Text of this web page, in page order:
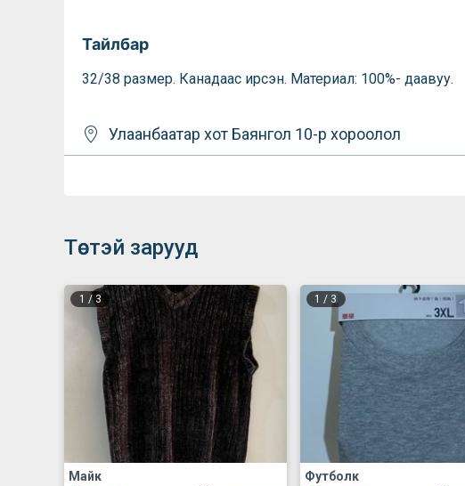
Тайлбар
32/38 размер. Канадаас ирсэн. Материал: 100%- даавуу.
Улаанбаатар хот Баянгол 10-р хороолол
Төстэй зарууд
1 / 3
Майк
1 / 3
Футболк